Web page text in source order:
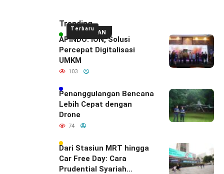
UNGGULAN
Terbaru
Trending
APINDO: ION, Solusi
Percepat Digitalisasi
UMKM
103
Penanggulangan Bencana
Lebih Cepat dengan
Drone
74
Dari Stasiun MRT hingga
Car Free Day: Cara
Prudential Syariah